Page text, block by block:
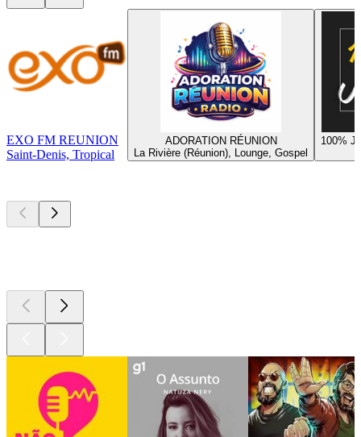
EXO FM REUNION
Saint-Denis, Tropical
ADORATION RÉUNION
La Rivière (Réunion), Lounge, Gospel
100%